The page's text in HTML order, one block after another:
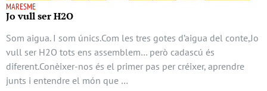
MARESME
Jo vull ser H2O
Som aigua. I som únics.Com les tres gotes d’aigua del conte,Jo
vull ser H2O tots ens assemblem… però cadascú és
diferent.Conèixer-nos és el primer pas per créixer, aprendre
junts i entendre el món que …